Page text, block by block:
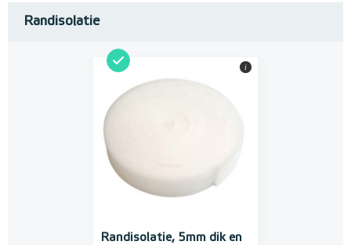
Randisolatie
Randisolatie, 5mm dik en
i